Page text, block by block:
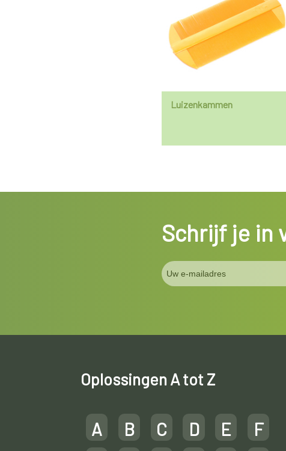
Luizenkammen
Schrijf je in
Oplossingen A tot Z
A B C D E
F